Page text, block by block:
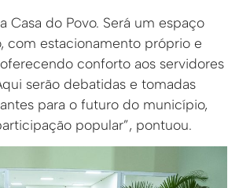
Casa do Povo. Será um espaço
com estacionamento próprio e
conforto aos servidores
serão debatidas e tomadas
para o futuro do município,
popular”, pontuou.